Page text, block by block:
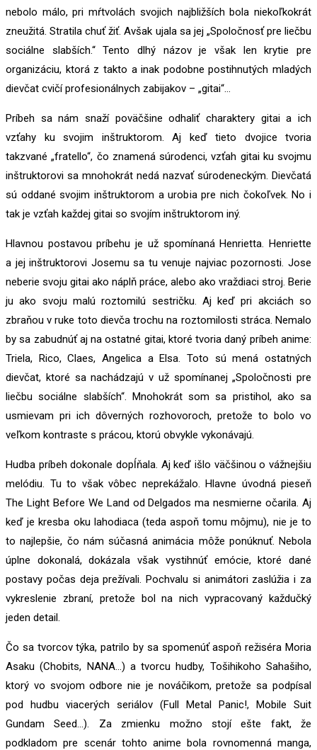
nebolo málo, pri mŕtvolách svojich najbližších bola niekoľkokrát
zneužitá. Stratila chuť žiť. Avšak ujala sa jej „Spoločnosť pre liečbu
sociálne slabších.“ Tento dlhý názov je však len krytie pre
organizáciu, ktorá z takto a inak podobne postihnutých mladých
dievčat cvičí profesionálnych zabijakov – „gitai“…
Príbeh sa nám snaží poväčšine odhaliť charaktery gitai a ich
vzťahy ku svojim inštruktorom. Aj keď tieto dvojice tvoria
takzvané „fratello“, čo znamená súrodenci, vzťah gitai ku svojmu
inštruktorovi sa mnohokrát nedá nazvať súrodeneckým. Dievčatá
sú oddané svojim inštruktorom a urobia pre nich čokoľvek. No i
tak je vzťah každej gitai so svojím inštruktorom iný.
Hlavnou postavou príbehu je už spomínaná Henrietta. Henriette
a jej inštruktorovi Josemu sa tu venuje najviac pozornosti. Jose
neberie svoju gitai ako náplň práce, alebo ako vraždiaci stroj. Berie
ju ako svoju malú roztomilú sestričku. Aj keď pri akciách so
zbraňou v ruke toto dievča trochu na roztomilosti stráca. Nemalo
by sa zabudnúť aj na ostatné gitai, ktoré tvoria daný príbeh anime:
Triela, Rico, Claes, Angelica a Elsa. Toto sú mená ostatných
dievčat, ktoré sa nachádzajú v už spomínanej „Spoločnosti pre
liečbu sociálne slabších“. Mnohokrát som sa pristihol, ako sa
usmievam pri ich dôverných rozhovoroch, pretože to bolo vo
veľkom kontraste s prácou, ktorú obvykle vykonávajú.
Hudba príbeh dokonale dopĺňala. Aj keď išlo väčšinou o vážnejšiu
melódiu. Tu to však vôbec neprekážalo. Hlavne úvodná pieseň
The Light Before We Land od Delgados ma nesmierne očarila. Aj
keď je kresba oku lahodiaca (teda aspoň tomu môjmu), nie je to
to najlepšie, čo nám súčasná animácia môže ponúknuť. Nebola
úplne dokonalá, dokázala však vystihnúť emócie, ktoré dané
postavy počas deja prežívali. Pochvalu si animátori zaslúžia i za
vykreslenie zbraní, pretože bol na nich vypracovaný každučký
jeden detail.
Čo sa tvorcov týka, patrilo by sa spomenúť aspoň režiséra Moria
Asaku (Chobits, NANA…) a tvorcu hudby, Tošihikoho Sahašiho,
ktorý vo svojom odbore nie je nováčikom, pretože sa podpísal
pod hudbu viacerých seriálov (Full Metal Panic!, Mobile Suit
Gundam Seed…). Za zmienku možno stojí ešte fakt, že
podkladom pre scenár tohto anime bola rovnomenná manga,